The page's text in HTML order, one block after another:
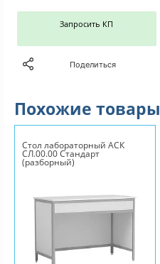
Запросить КП
Поделиться
Похожие товары
Стол лабораторный АСК
СЛ.00.00 Стандарт
(разборный)